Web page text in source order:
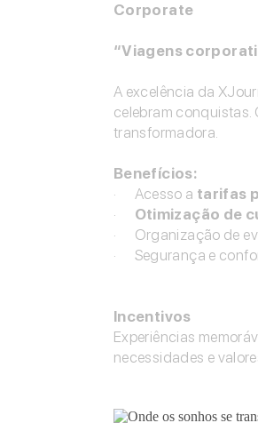
Corporate
“Viagens
A excelência da
celebram conquistas.
transformadora.
Benefícios:
· Acesso a tarifas
· Otimização de
· Organização de
· Segurança e
Incentivos
Experiências
necessidades e